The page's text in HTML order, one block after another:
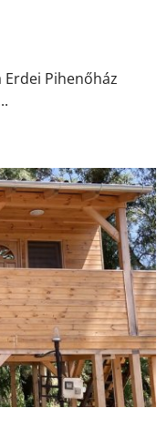
Pihenőház